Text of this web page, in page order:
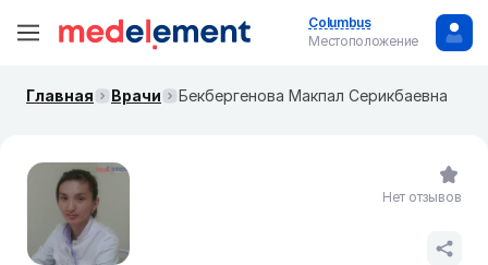
Columbus
Местоположение
Главная Врачи Бекбергенова Макпал Серикбаевна
Нет отзывов